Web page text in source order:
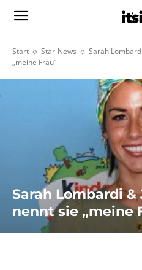
Start Star-News
Sarah
„meine Frau“
Sarah Lombardi
nennt sie „meine